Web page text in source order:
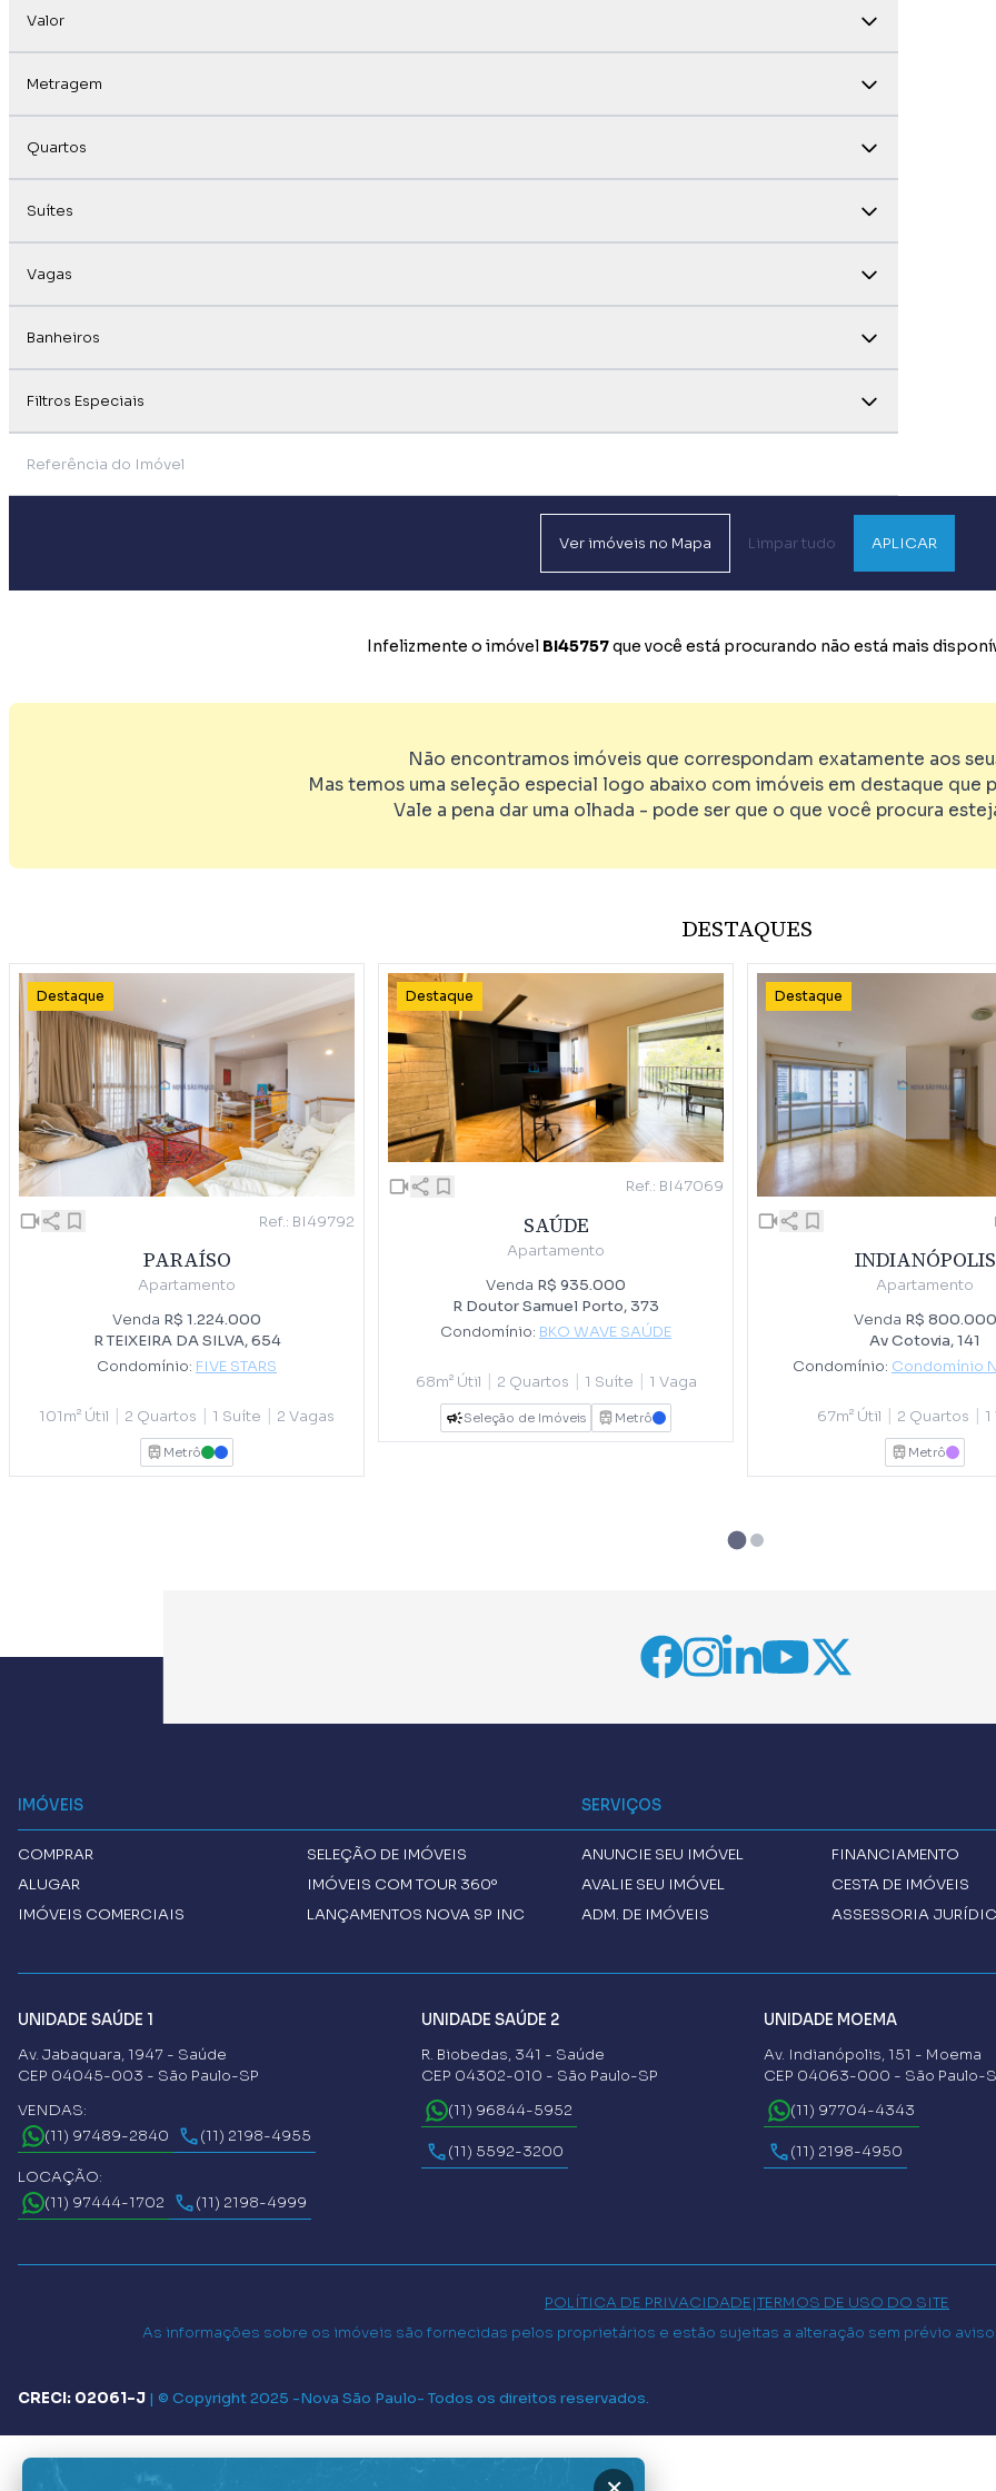
Valor
Metragem
Quartos
Suítes
Vagas
Banheiros
Filtros Especiais
Ver imóveis no Mapa Limpar tudo APLICAR
Infelizmente o imóvel BI45757que você está procurando não está mais
Não encontramos imóveis que correspondam exatamente aos
Mas temos uma seleção especial logo abaixo com imóveis em destaque que
Vale a pena dar uma olhada - pode ser que o que você procura
DESTAQUES
Destaque
Ref.: BI49792
PARAÍSO
Apartamento
Venda R$ 1.224.000
R TEIXEIRA DA SILVA, 654
Condomínio: FIVE STARS
101m² Útil 2 Quartos 1 Suíte 2 Vagas
Metrô VERDEAZUL
Destaque
Ref.: BI47069
SAÚDE
Apartamento
Venda R$ 935.000
R Doutor Samuel Porto, 373
Condomínio: BKO WAVE SAÚDE
68m² Útil | 2 Quartos | 1 Suíte | 1 Vaga
Seleção de Imóveis Metrô AZUL
Destaque
INDIANÓPOLIS
Apartamento
Venda R$ 800.000
Av Cotovia, 141
Condomínio: Condomínio
67m² Útil 2 Quartos
Metrô LILAS
IMÓVEIS
COMPRAR
ALUGAR
IMÓVEIS COMERCIAIS
SELEÇÃO DE IMÓVEIS
IMÓVEIS COM TOUR 360º
LANÇAMENTOS NOVA SP INC
SERVIÇOS
ANUNCIE SEU IMÓVEL
AVALIE SEU IMÓVEL
ADM. DE IMÓVEIS
FINANCIAMENTO
CESTA DE IMÓVEIS
ASSESSORIA
UNIDADE SAÚDE 1
Av. Jabaquara, 1947 - Saúde
CEP 04045-003 - São Paulo-SP
VENDAS:
(11) 97489-2840
(11) 2198-4955
LOCAÇÃO:
(11) 97444-1702
(11) 2198-4999
UNIDADE SAÚDE 2
R. Biobedas, 341 - Saúde
CEP 04302-010 - São Paulo-SP
(11) 96844-5952
(11) 5592-3200
UNIDADE MOEMA
Av. Indianópolis, 151 - Moema
CEP 04063-000 - São Paulo-
(11) 97704-4343
(11) 2198-4950
POLÍTICA DE PRIVACIDADE|TERMOS DE USO DO SITE
As informações sobre os imóveis são fornecidas pelos proprietários e estão sujeitas a alteração sem prévio
CRECI: 02061-J | © Copyright 2025 -Nova São Paulo- Todos os direitos reservados.